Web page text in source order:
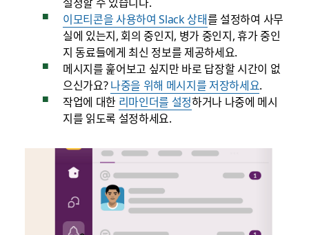
이모티콘을 사용하여 Slack 상태를 설정하여 사무
실에 있는지, 회의 중인지, 병가 중인지, 휴가 중인
지 동료들에게 최신 정보를 제공하세요.
메시지를 훑어보고 싶지만 바로 답장할 시간이 없
으신가요?나중을 위해 메시지를 저장하세요.
작업에 대한 리마인더를 설정하거나 나중에 메시
지를 읽도록 설정하세요.